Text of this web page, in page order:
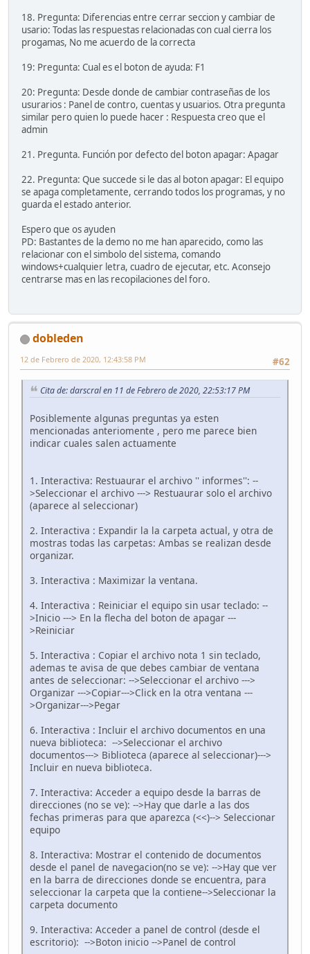
18. Pregunta: Diferencias entre cerrar seccion y cambiar de
usario: Todas las respuestas relacionadas con cual cierra los
progamas, No me acuerdo de la correcta
19: Pregunta: Cual es el boton de ayuda: F1
20: Pregunta: Desde donde de cambiar contraseñas de los
usurarios : Panel de contro, cuentas y usuarios. Otra pregunta
similar pero quien lo puede hacer : Respuesta creo que el
admin
21. Pregunta. Función por defecto del boton apagar: Apagar
22. Pregunta: Que succede si le das al boton apagar: El equipo
se apaga completamente, cerrando todos los programas, y no
guarda el estado anterior.
Espero que os ayuden
PD: Bastantes de la demo no me han aparecido, como las
relacionar con el simbolo del sistema, comando
windows+cualquier letra, cuadro de ejecutar, etc. Aconsejo
centrarse mas en las recopilaciones del foro.
dobleden
#62
12 de Febrero de 2020, 12:43:58 PM
Cita de: darscral en 11 de Febrero de 2020, 22:53:17 PM
Posiblemente algunas preguntas ya esten
mencionadas anteriomente , pero me parece bien
indicar cuales salen actuamente
1. Interactiva: Restuaurar el archivo '' informes'': --
>Seleccionar el archivo ---> Restuaurar solo el archivo
(aparece al seleccionar)
2. Interactiva : Expandir la la carpeta actual, y otra de
mostras todas las carpetas: Ambas se realizan desde
organizar.
3. Interactiva : Maximizar la ventana.
4. Interactiva : Reiniciar el equipo sin usar teclado: --
>Inicio ---> En la flecha del boton de apagar ---
>Reiniciar
5. Interactiva : Copiar el archivo nota 1 sin teclado,
ademas te avisa de que debes cambiar de ventana
antes de seleccionar: -->Seleccionar el archivo --->
Organizar --->Copiar--->Click en la otra ventana ---
>Organizar--->Pegar
6. Interactiva : Incluir el archivo documentos en una
nueva biblioteca: -->Seleccionar el archivo
documentos---> Biblioteca (aparece al seleccionar)--->
Incluir en nueva biblioteca.
7. Interactiva: Acceder a equipo desde la barras de
direcciones (no se ve): -->Hay que darle a las dos
fechas primeras para que aparezca (<<)--> Seleccionar
equipo
8. Interactiva: Mostrar el contenido de documentos
desde el panel de navegacion(no se ve): -->Hay que ver
en la barra de direcciones donde se encuentra, para
seleccionar la carpeta que la contiene-->Seleccionar la
carpeta documento
9. Interactiva: Acceder a panel de control (desde el
escritorio): -->Boton inicio -->Panel de control